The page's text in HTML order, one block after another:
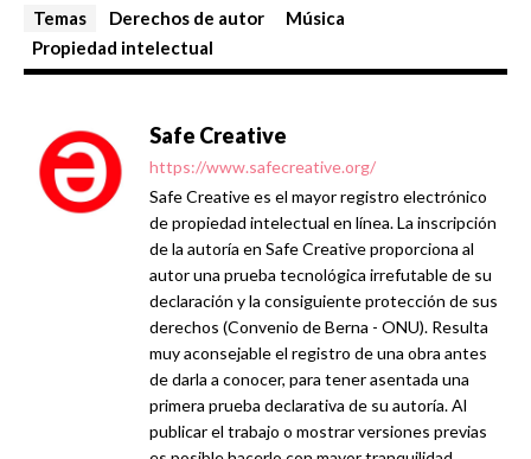
Temas Derechos de autor
Música
Propiedad intelectual
Safe Creative
https://www.safecreative.org/
Safe Creative es el mayor registro electrónico
de propiedad intelectual en línea. La inscripción
de la autoría en Safe Creative proporciona al
autor una prueba tecnológica irrefutable de su
declaración y la consiguiente protección de sus
derechos (Convenio de Berna - ONU). Resulta
muy aconsejable el registro de una obra antes
de darla a conocer, para tener asentada una
primera prueba declarativa de su autoría. Al
publicar el trabajo o mostrar versiones previas